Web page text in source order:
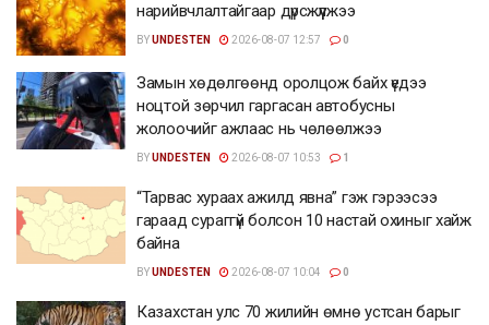
нарийвчлалтайгаар дүрсжүүлжээ
BYUNDESTEN 2026-08-07 12:57 0
Замын хөдөлгөөнд оролцож байх үедээ
ноцтой зөрчил гаргасан автобусны
жолоочийг ажлаас нь чөлөөлжээ
BYUNDESTEN 2026-08-07 10:53 1
“Тарвас хураах ажилд явна” гэж гэрээсээ
гараад сураггүй болсон 10 настай охиныг хайж
байна
BYUNDESTEN 2026-08-07 10:04 0
Казахстан улс 70 жилийн өмнө устсан барыг